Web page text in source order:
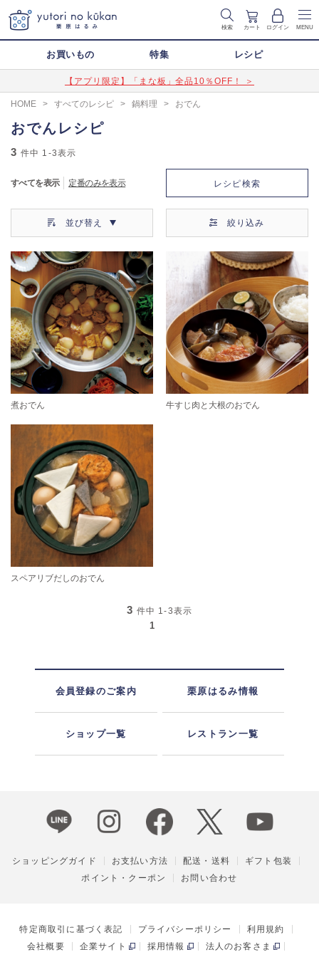
検索 カート ログイン MENU
お買いもの 特集 レシピ
【アプリ限定】「まな板」全品10％OFF！ ＞
HOME > すべてのレシピ > 鍋料理 > おでん
おでんレシピ
3 件中 1-3表示
すべてを表示 定番のみを表示 レシピ検索
並び替え 絞り込み
煮おでん 牛すじ肉と大根のおでん
スペアリブだしのおでん
3 件中 1-3表示
1
会員登録のご案内 栗原はるみ情報
ショップ一覧 レストラン一覧
ショッピングガイド お支払い方法 配送・送料
ギフト包装
ポイント・クーポン
お問い合わせ
特定商取引に基づく表記 プライバシーポリシー
利用規約
会社概要
企業サイト 採用情報 法人のお客さま